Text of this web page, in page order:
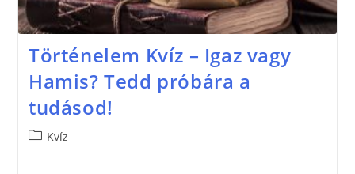
Történelem Kvíz – Igaz vagy
Hamis? Tedd próbára a
tudásod!
Kvíz